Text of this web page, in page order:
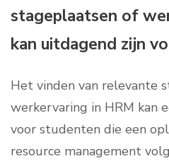
stageplaatsen of
kan uitdagend zijn
Het vinden van relevante
werkervaring in HRM kan
voor studenten die een
resource management